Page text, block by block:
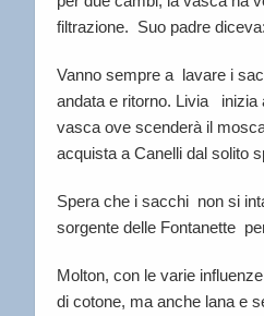
filtrazione. Suo padre
Vanno sempre a lavare i
andata e ritorno. Livia inizia
vasca ove scenderà il
acquista a Canelli dal solito
Spera che i sacchi non si
sorgente delle Fontanette
Molton, con le varie
di cotone, ma anche lana e